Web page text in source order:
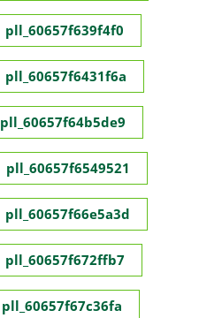
pll_60657f639f4f0
pll_60657f6431f6a
pll_60657f64b5de9
pll_60657f6549521
pll_60657f66e5a3d
pll_60657f672ffb7
pll_60657f67c36fa